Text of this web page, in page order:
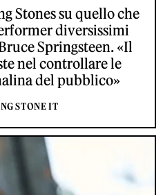
Stones su quello che
diversissimi
Springsteen. «Il
nel controllare le
del pubblico»
STONE IT